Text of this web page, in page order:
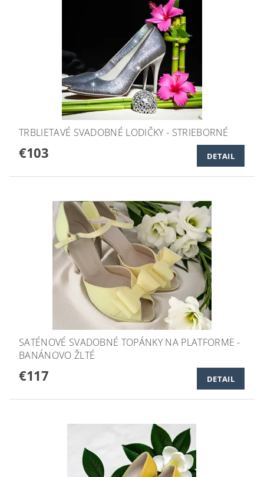
TRBLIETAVÉ SVADOBNÉ LODIČKY - STRIEBORNÉ
€103 DETAIL
SATÉNOVÉ SVADOBNÉ TOPÁNKY NA PLATFORME -
BANÁNOVO ŽLTÉ
€117 DETAIL